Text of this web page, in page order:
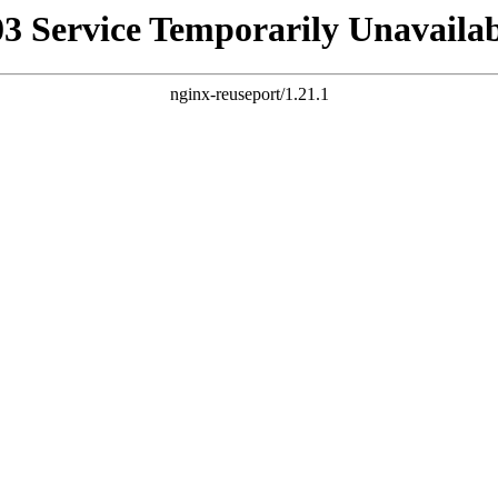
Service Temporarily
nginx-reuseport/1.21.1